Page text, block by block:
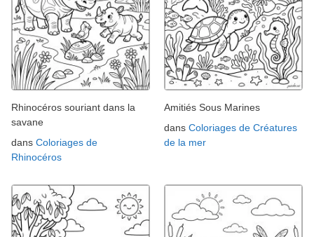
Rhinocéros souriant dans la
savane
dans Coloriages de
Rhinocéros
Amitiés Sous Marines
dans Coloriages de Créatures
de la mer